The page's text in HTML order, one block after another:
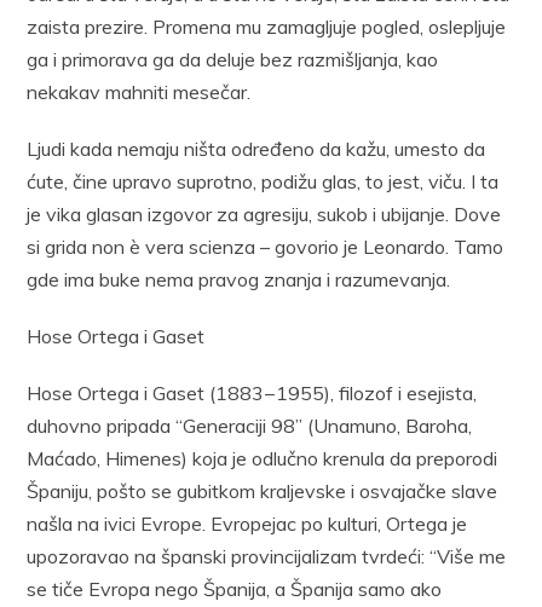
zaista prezire. Promena mu zamagljuje pogled, oslepljuje
ga i primorava ga da deluje bez razmišljanja, kao
nekakav mahniti mesečar.
Ljudi kada nemaju ništa određeno da kažu, umesto da
ćute, čine upravo suprotno, podižu glas, to jest, viču. I ta
je vika glasan izgovor za agresiju, sukob i ubijanje. Dove
si grida non è vera scienza – govorio je Leonardo. Tamo
gde ima buke nema pravog znanja i razumevanja.
Hose Ortega i Gaset
Hose Ortega i Gaset (1883−1955), filozof i esejista,
duhovno pripada “Generaciji 98” (Unamuno, Baroha,
Maćado, Himenes) koja je odlučno krenula da preporodi
Španiju, pošto se gubitkom kraljevske i osvajačke slave
našla na ivici Evrope. Evropejac po kulturi, Ortega je
upozoravao na španski provincijalizam tvrdeći: “Više me
se tiče Evropa nego Španija, a Španija samo ako